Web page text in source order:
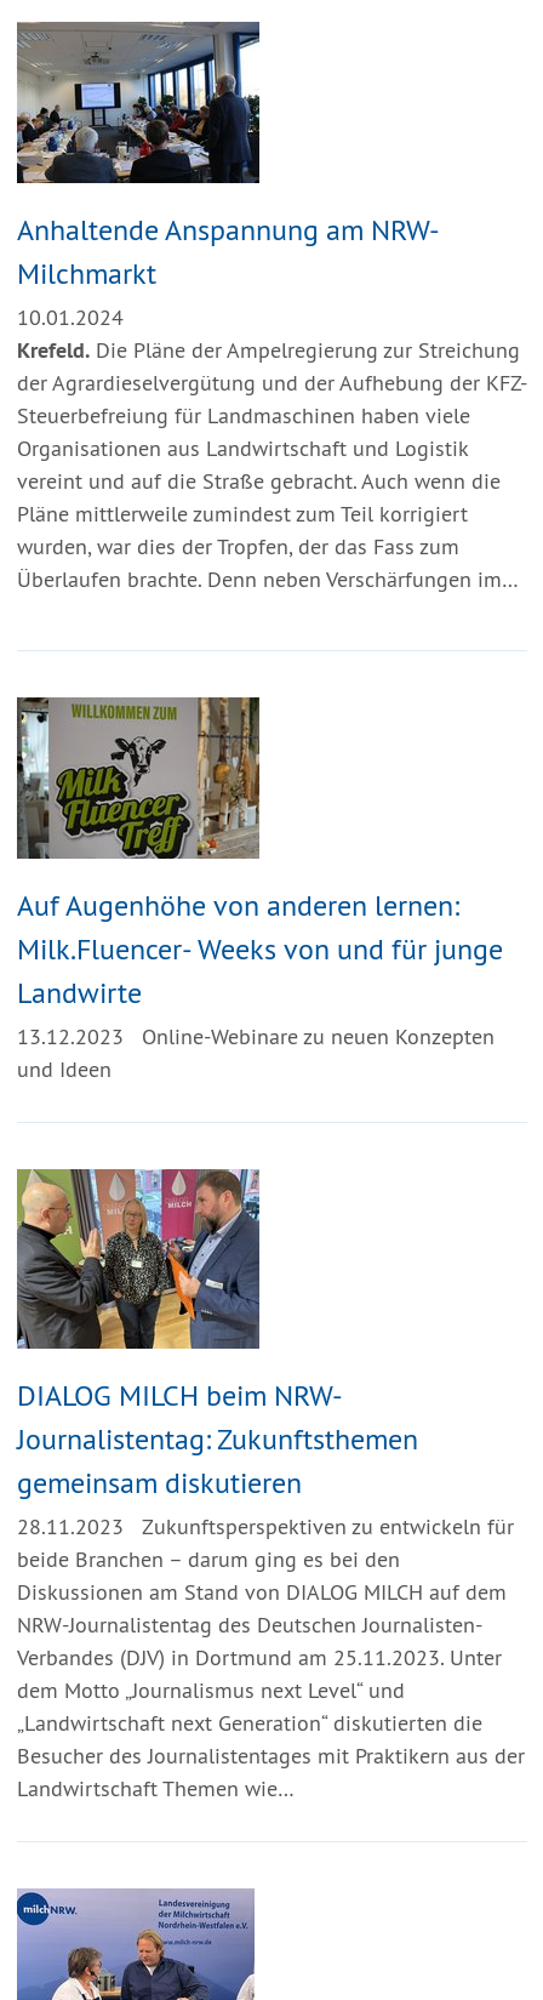
Anhaltende Anspannung am NRW-
Milchmarkt
10.01.2024
Krefeld.Die Pläne der Ampelregierung zur Streichung
der Agrardieselvergütung und der Aufhebung der KFZ-
Steuerbefreiung für Landmaschinen haben viele
Organisationen aus Landwirtschaft und Logistik
vereint und auf die Straße gebracht. Auch wenn die
Pläne mittlerweile zumindest zum Teil korrigiert
wurden, war dies der Tropfen, der das Fass zum
Überlaufen brachte. Denn neben Verschärfungen im…
Auf Augenhöhe von anderen lernen:
Milk.Fluencer- Weeks von und für junge
Landwirte
13.12.2023
Online-Webinare zu neuen Konzepten
und Ideen
DIALOG MILCH beim NRW-
Journalistentag: Zukunftsthemen
gemeinsam diskutieren
28.11.2023
Zukunftsperspektiven zu entwickeln für
beide Branchen – darum ging es bei den
Diskussionen am Stand von DIALOG MILCH auf dem
NRW-Journalistentag des Deutschen Journalisten-
Verbandes (DJV) in Dortmund am 25.11.2023. Unter
dem Motto „Journalismus next Level“ und
„Landwirtschaft next Generation“ diskutierten die
Besucher des Journalistentages mit Praktikern aus der
Landwirtschaft Themen wie…